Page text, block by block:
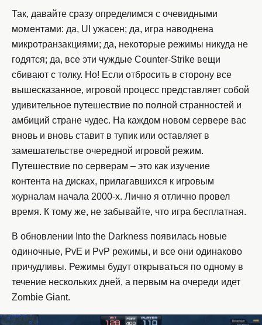
Так, давайте сразу определимся с очевидными
моментами: да, UI ужасен; да, игра наводнена
микротранзакциями; да, некоторые режимы никуда не
годятся; да, все эти чуждые Counter-Strike вещи
сбивают с толку. Но! Если отбросить в сторону все
вышесказанное, игровой процесс представляет собой
удивительное путешествие по полной странностей и
амбиций стране чудес. На каждом новом сервере вас
вновь и вновь ставит в тупик или оставляет в
замешательстве очередной игровой режим.
Путешествие по серверам – это как изучение
контента на дисках, прилагавшихся к игровым
журналам начала 2000-х. Лично я отлично провел
время. К тому же, не забывайте, что игра бесплатная.
В обновлении Into the Darkness появилась новые
одиночные, PvE и PvP режимы, и все они одинаково
причудливы. Режимы будут открываться по одному в
течение нескольких дней, а первым на очереди идет
Zombie Giant.